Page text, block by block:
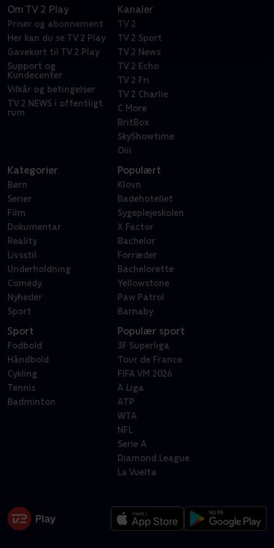
Om TV 2 Play
Priser og abonnement
Her kan du se TV 2 Play
Gavekort til TV 2 Play
Support og
Kundecenter
Vilkår og betingelser
TV 2 NEWS i offentligt
rum
Kanaler
TV 2
TV 2 Sport
TV 2 News
TV 2 Echo
TV 2 Fri
TV 2 Charlie
C More
BritBox
SkyShowtime
Oiii
Kategorier
Børn
Serier
Film
Dokumentar
Reality
Livsstil
Underholdning
Comedy
Nyheder
Sport
Populært
Klovn
Badehotellet
Sygeplejeskolen
X Factor
Bachelor
Forræder
Bachelorette
Yellowstone
Paw Patrol
Barnaby
Sport
Fodbold
Håndbold
Cykling
Tennis
Badminton
Populær sport
3F Superliga
Tour de France
FIFA VM 2026
A Liga
ATP
WTA
NFL
Serie A
Diamond League
La Vuelta